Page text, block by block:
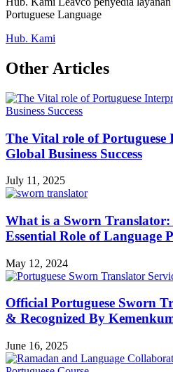
Portuguese Language
Hub. Kami
Other Articles
The Vital role of Portuguese
Global Business Success
July 11, 2025
What is a Sworn
Essential Role of Language
May 12, 2024
Official Portuguese Sworn
& Recognized By
June 16, 2025